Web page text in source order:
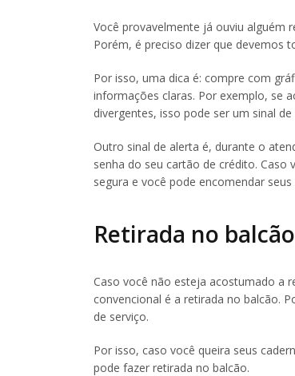
Você provavelmente já ouviu alguém
Porém, é preciso dizer que devemos
Por isso, uma dica é: compre com
informações claras. Por exemplo, se
divergentes, isso pode ser um sinal de
Outro sinal de alerta é, durante o
senha do seu cartão de crédito.
segura e você pode encomendar
Retirada no balcão
Caso você não esteja acostumado a
convencional é a retirada no balcão.
de serviço.
Por isso, caso você queira seus
pode fazer retirada no balcão.